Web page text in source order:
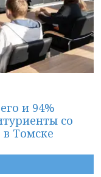
и 94%
со
Томске